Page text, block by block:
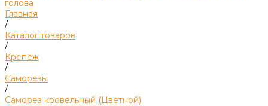
голова
Главная
/
Каталог товаров
/
Крепеж
/
Саморезы
/
Саморез кровельный (Цветной)